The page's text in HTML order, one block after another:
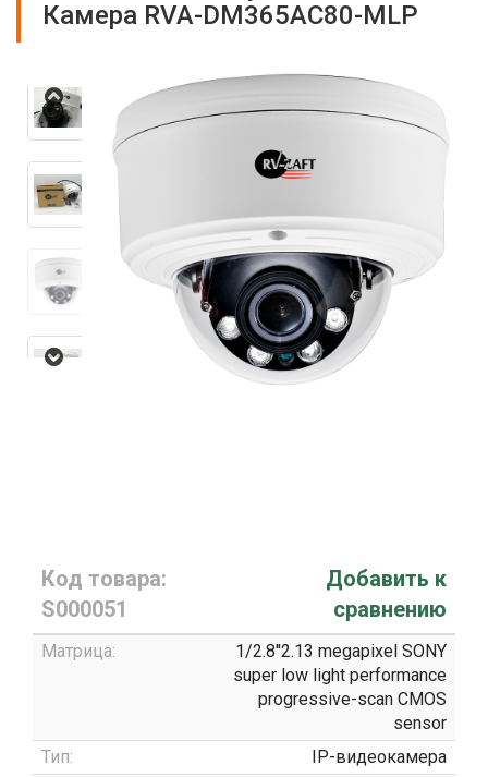
Камера RVA-DM365AC80-MLP
Код товара:
S000051
Добавить к
сравнению
Матрица:
1/2.8′′2.13 megapixel SONY
super low light performance
progressive-scan CMOS
sensor
Тип:
IP-видеокамера